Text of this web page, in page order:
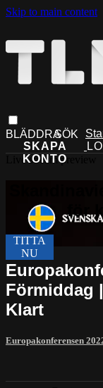
Skip to main content
Live stream preview
Förmiddag
Klart
Europakonferensen